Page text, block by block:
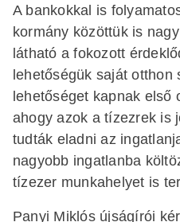
A bankokkal is
kormány közöttük is
látható a fokozott
lehetőségük saját otthon
lehetőséget kapnak első
ahogy azok a tízezrek is
tudták eladni az
nagyobb ingatlanba
tízezer munkahelyet is
Panyi Miklós újságírói